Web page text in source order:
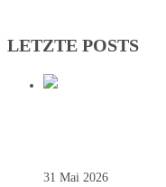
LETZTE POSTS
31 Mai 2026